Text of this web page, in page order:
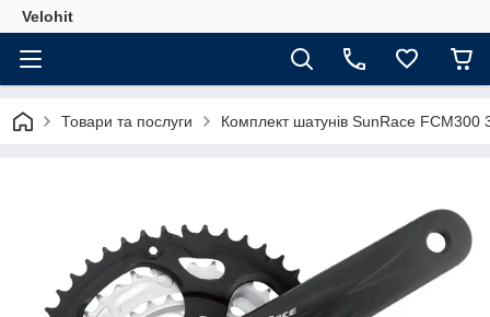
Velohit
Товари та послуги Комплект шатунів SunRace